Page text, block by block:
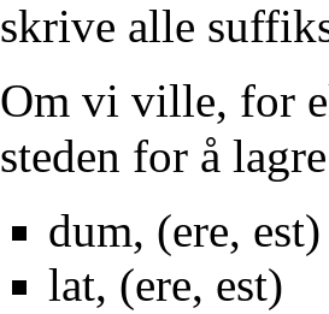
skrive alle
Om vi ville, for
steden for å
dum, (ere, est)
lat, (ere, est)